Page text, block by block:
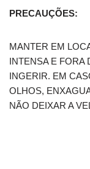
PRECAUÇÕES:
MANTER EM
INTENSA E FORA
INGERIR. EM
OLHOS,
NÃO DEIXAR A